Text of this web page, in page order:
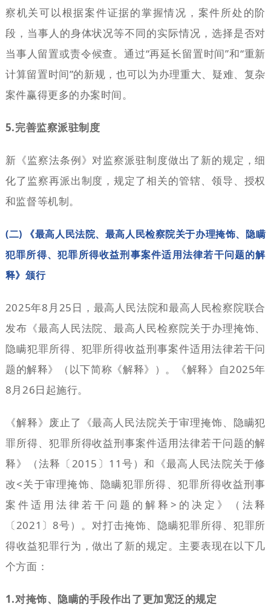
察机关可以根据案件证据的掌握情况，案件所处的阶
段，当事人的身体状况等不同的实际情况，选择是否对
当事人留置或责令候查。通过“再延长留置时间”和“重新
计算留置时间”的新规，也可以为办理重大、疑难、复杂
案件赢得更多的办案时间。
5.完善监察派驻制度
新《监察法条例》对监察派驻制度做出了新的规定，细
化了监察再派出制度，规定了相关的管辖、领导、授权
和监督等机制。
(二) 《最高人民法院、最高人民检察院关于办理掩饰、隐瞒
犯罪所得、犯罪所得收益刑事案件适用法律若干问题的解
释》颁行
2025年8月25日，最高人民法院和最高人民检察院联合
发布《最高人民法院、最高人民检察院关于办理掩饰、
隐瞒犯罪所得、犯罪所得收益刑事案件适用法律若干问
题的解释》（以下简称《解释》）。《解释》自2025年
8月26日起施行。
《解释》废止了《最高人民法院关于审理掩饰、隐瞒犯
罪所得、犯罪所得收益刑事案件适用法律若干问题的解
释》（法释〔2015〕11号）和《最高人民法院关于修
改<关于审理掩饰、隐瞒犯罪所得、犯罪所得收益刑事
案件适用法律若干问题的解释>的决定》（法释
〔2021〕8号）。对打击掩饰、隐瞒犯罪所得、犯罪所
得收益犯罪行为，做出了新的规定。主要表现在以下几
个方面：
1.对掩饰、隐瞒的手段作出了更加宽泛的规定